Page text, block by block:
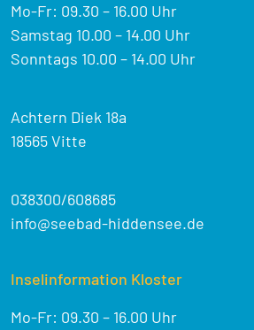
Mo-Fr: 09.30 – 16.00 Uhr
Samstag 10.00 – 14.00 Uhr
Sonntags 10.00 – 14.00 Uhr
Achtern Diek 18a
18565 Vitte
038300/608685
info@seebad-hiddensee.de
Inselinformation Kloster
Mo-Fr: 09.30 – 16.00 Uhr